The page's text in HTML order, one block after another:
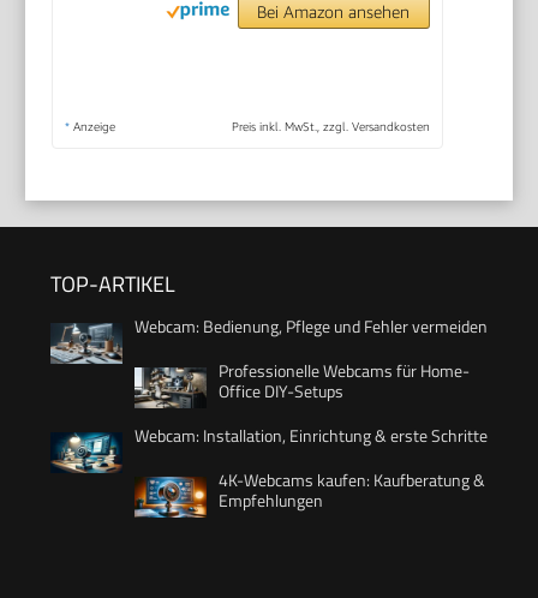
Bei Amazon ansehen
* Anzeige Preis inkl. MwSt., zzgl. Versandkosten
TOP-ARTIKEL
Webcam: Bedienung, Pflege und Fehler vermeiden
Professionelle Webcams für Home-
Office DIY-Setups
Webcam: Installation, Einrichtung & erste Schritte
4K-Webcams kaufen: Kaufberatung &
Empfehlungen